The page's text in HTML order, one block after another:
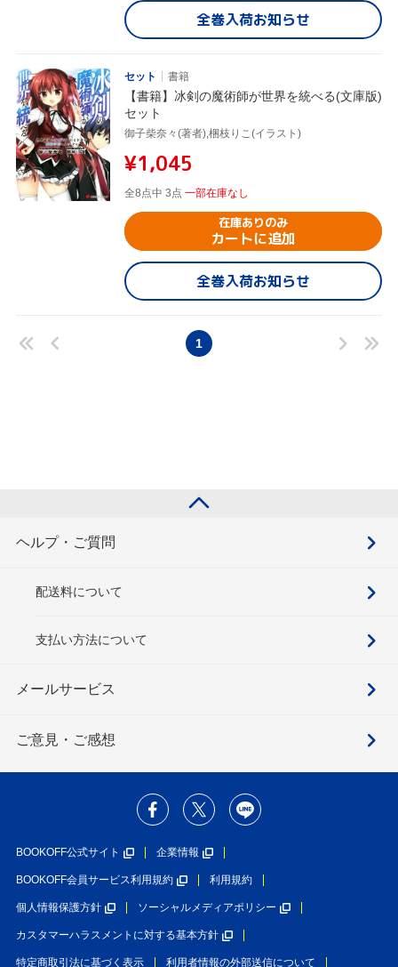
全巻入荷お知らせ
セット 書籍
【書籍】冰剣の魔術師が世界を統べる(文庫版)
セット
御子柴奈々(著者),梱枝りこ(イラスト)
¥1,045
全8点中 3点 一部在庫なし
在庫ありのみ
カートに追加
全巻入荷お知らせ
1
ヘルプ・ご質問
配送料について
支払い方法について
メールサービス
ご意見・ご感想
BOOKOFF公式サイト 企業情報
BOOKOFF会員サービス利用規約 利用規約
個人情報保護方針 ソーシャルメディアポリシー
カスタマーハラスメントに対する基本方針
特定商取引法に基づく表示 利用者情報の外部送信について